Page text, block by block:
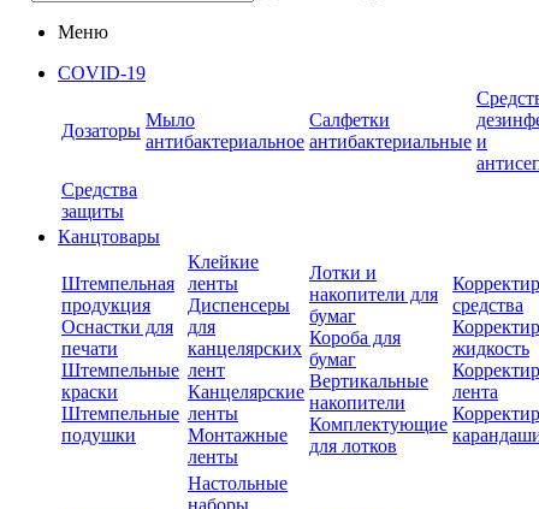
Меню
COVID-19
Дозаторы
Мыло
антибактериальное
Салфетки
антибактериальные и
Средства
защиты
Канцтовары
Штемпельная
продукция
Оснастки для
печати
Штемпельные
краски
Штемпельные
подушки
Клейкие
ленты
Диспенсеры
для
канцелярских
лент
Канцелярские
ленты
Монтажные
ленты
Лотки и
накопители для
бумаг
Короба для
бумаг
Вертикальные
накопители
Комплектующие
для лотков
средства
жидкость
лента
Настольные
наборы